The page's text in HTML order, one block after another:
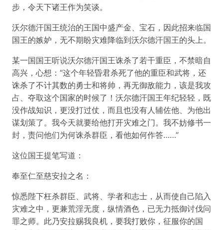
步，令天下诸王作为笑谈。
沃尔德汗国王统治的王国中盛产金、宝石，因此招来临国
国王的嫉妒，无不期盼灾难降临到沃尔德汗国王的头上。
某一国国王听说沃尔德汗国王诛杀了若干重臣，不禁暗自
高兴，心想：“这个年轻昏君杀死了他的重臣和武将，还
诛杀了不计其数的勇士和将帅，再无御敌能力，该是我攻
占、夺取这个国家的时候了！沃尔德汗国王年纪轻轻，既
没作战知识，更没打过仗，而且也没有人辅佐他、为他出
谋划策了。我今天就要给他打开灾难之门。我不妨修书一
封，责问他们为何诛杀群臣，看他如何作答……”
这位国王提笔写道：
奉至仁至慈安拉之名：
惊悉陛下枉杀群臣、武将、学者和志士，从而使自己陷入
灾难之中，更兼荒淫无度，纵情酒色，已无力抵御讨伐问
罪之师。此乃安拉赐我良机，要我打败你，征服你的国